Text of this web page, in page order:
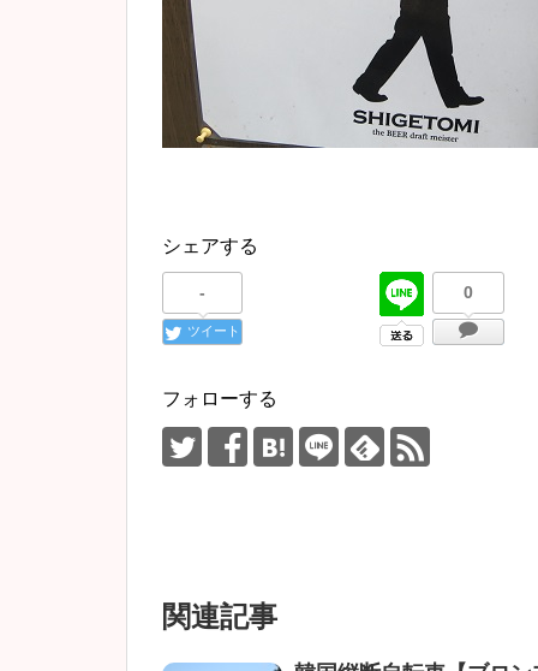
シェアする
-
ツイート
0
フォローする
関連記事